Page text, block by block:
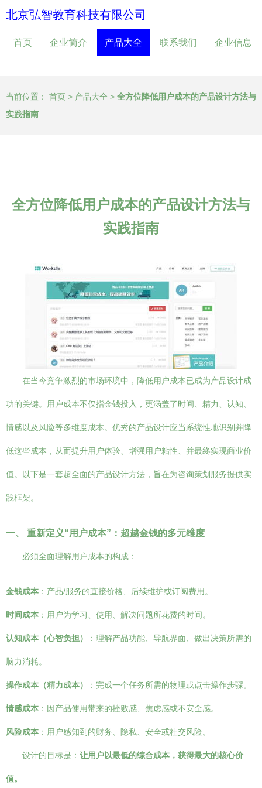
北京弘智教育科技有限公司
首页 企业简介 产品大全 联系我们 企业信息
当前位置： 首页 > 产品大全 > 全方位降低用户成本的产品设计方法与
实践指南
全方位降低用户成本的产品设计方法与
实践指南
在当今竞争激烈的市场环境中，降低用户成本已成为产品设计成
功的关键。用户成本不仅指金钱投入，更涵盖了时间、精力、认知、
情感以及风险等多维度成本。优秀的产品设计应当系统性地识别并降
低这些成本，从而提升用户体验、增强用户粘性、并最终实现商业价
值。以下是一套超全面的产品设计方法，旨在为咨询策划服务提供实
践框架。
一、 重新定义“用户成本”：超越金钱的多元维度
必须全面理解用户成本的构成：
金钱成本 ：产品/服务的直接价格、后续维护或订阅费用。
时间成本 ：用户为学习、使用、解决问题所花费的时间。
认知成本（心智负担） ：理解产品功能、导航界面、做出决策所需的
脑力消耗。
操作成本（精力成本） ：完成一个任务所需的物理或点击操作步骤。
情感成本 ：因产品使用带来的挫败感、焦虑感或不安全感。
风险成本 ：用户感知到的财务、隐私、安全或社交风险。
设计的目标是： 让用户以最低的综合成本，获得最大的核心价
值。